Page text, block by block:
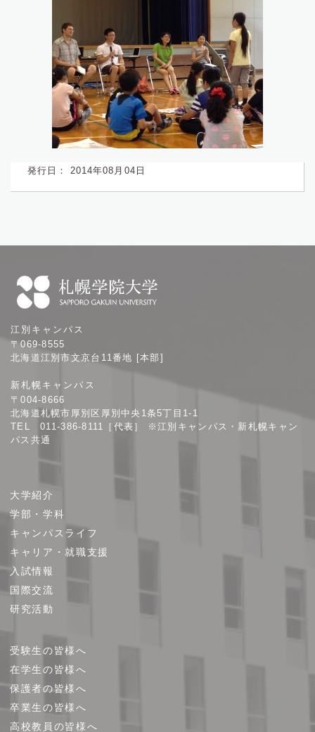
発行日： 2014年08月04日
幌
学
大
学
江別キャンパス
〒069-8555
北海道江別市文京台11番地 [本部]
新札幌キャンパス
〒004-8666
北海道札幌市厚別区厚別中央1条5丁目1-1
TEL 011-386-8111［代表］ ※江別キャンパス・新札幌キャン
パス共通
ト
プ
大学紹介
学部・学科
キャンパスライフ
キャリア・就職支援
入試情報
国際交流
研究活動
受験生の皆様へ
在学生の皆様へ
保護者の皆様へ
卒業生の皆様へ
高校教員の皆様へ